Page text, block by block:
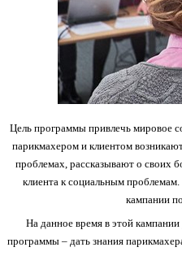
Цель программы привлечь мировое
парикмахером и клиентом
проблемах, рассказывают о своих
клиента к социальным
кампании
На данное время в этой
программы – дать знания